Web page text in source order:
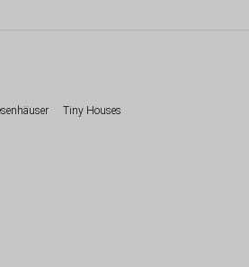
Tiny Houses